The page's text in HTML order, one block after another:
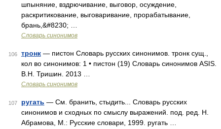
шпыняние, вздрючивание, выговор, осуждение,
раскритикование, выговаривание, прорабатывание,
брань,&#8230; …
Словарь синонимов
106 тронк — пистон Словарь русских синонимов. тронк сущ.,
кол во синонимов: 1 • пистон (19) Словарь синонимов ASIS.
В.Н. Тришин. 2013 …
Словарь синонимов
107 ругать — См. бранить, стыдить... Словарь русских
синонимов и сходных по смыслу выражений. под. ред. Н.
Абрамова, М.: Русские словари, 1999. ругать …